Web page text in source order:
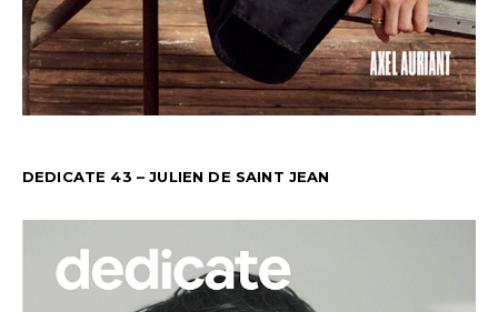
DEDICATE 43 – JULIEN DE SAINT JEAN